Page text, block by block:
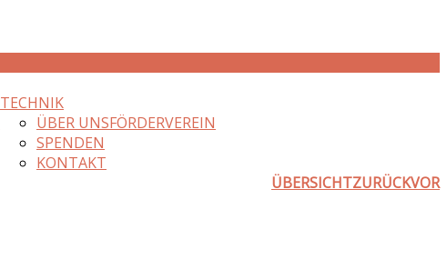
TECHNIK
FÖRDERVEREIN
ÜBER UNS
SPENDEN
KONTAKT
ÜBERSICHTZURÜCKVOR